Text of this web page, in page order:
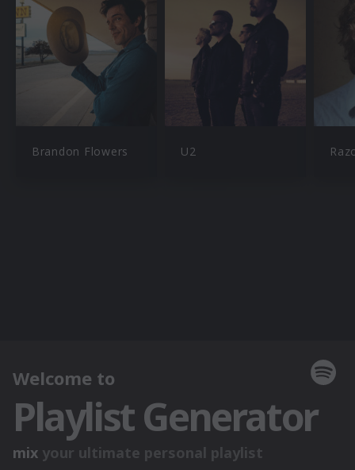
Brandon Flowers U2